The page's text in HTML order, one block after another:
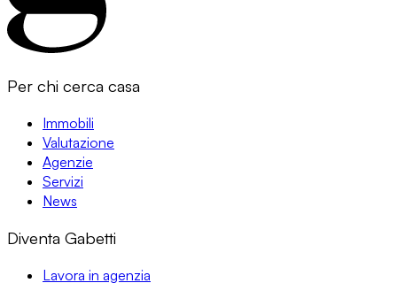
Per chi cerca casa
Immobili
Valutazione
Agenzie
Servizi
News
Diventa Gabetti
Lavora in agenzia